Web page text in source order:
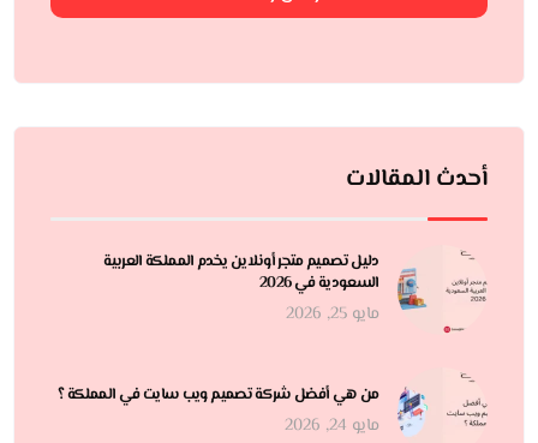
أحدث المقالات
دليل تصميم متجر أونلاين يخدم المملكة العربية
السعودية في 2026
مايو 25, 2026
من هي أفضل شركة تصميم ويب سايت في المملكة ؟
مايو 24, 2026